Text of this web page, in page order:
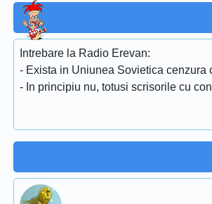
Intrebare la Radio Erevan:
- Exista in Uniunea Sovietica cenzura
- In principiu nu, totusi scrisorile cu